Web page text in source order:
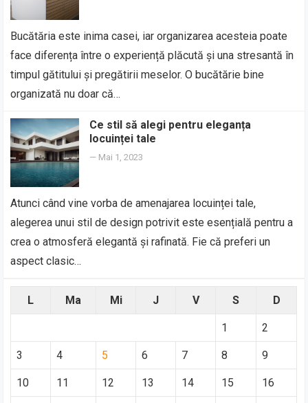
Bucătăria este inima casei, iar organizarea acesteia poate
face diferența între o experiență plăcută și una stresantă în
timpul gătitului și pregătirii meselor. O bucătărie bine
organizată nu doar că…
Ce stil să alegi pentru eleganța
locuinței tale
— Mai 1, 2023
Atunci când vine vorba de amenajarea locuinței tale,
alegerea unui stil de design potrivit este esențială pentru a
crea o atmosferă elegantă și rafinată. Fie că preferi un
aspect clasic…
L Ma Mi J V S D
1 2
3 4 5 6 7 8 9
10 11 12 13 14 15 16